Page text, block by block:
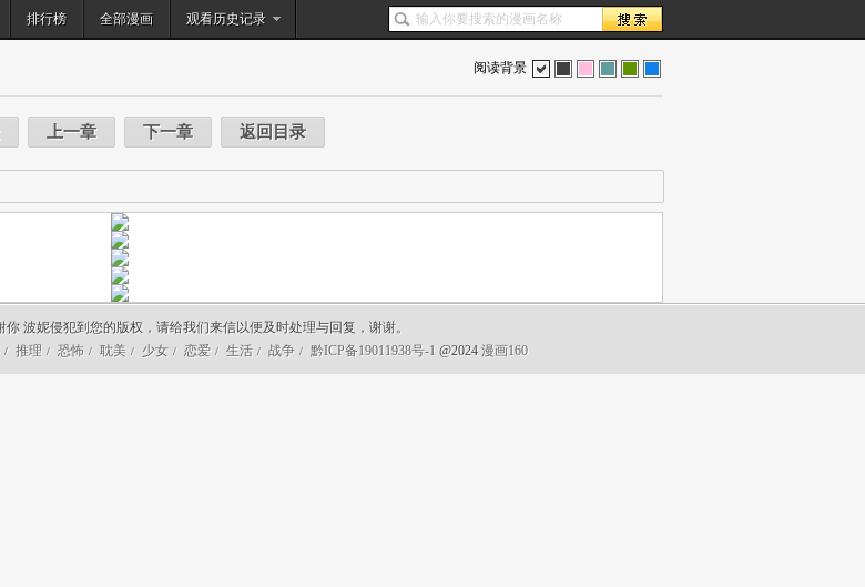
排行榜 全部漫画 观看历史记录
搜索
阅读背景
上一章 下一章 返回目录
你 波妮侵犯到您的版权，请给我们来信以便及时处理与回复，谢谢。
/ 推理 / 恐怖 / 耽美 / 少女 / 恋爱 / 生活 / 战争 / 黔ICP备19011938号-1 @2024 漫画160